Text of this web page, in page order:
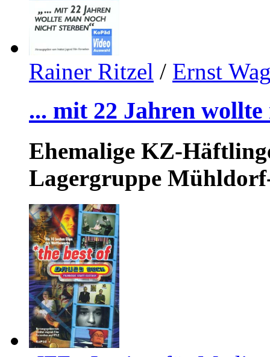
Rainer Ritzel / Ernst
... mit 22 Jahren
Ehemalige KZ-
Lagergruppe